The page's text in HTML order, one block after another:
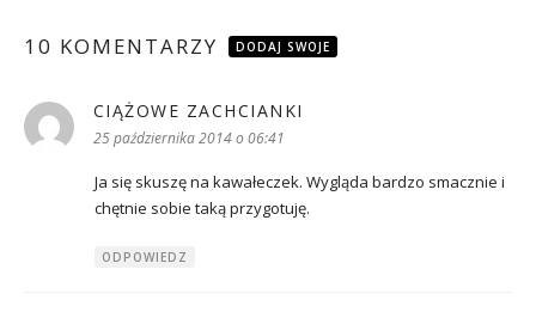
10 KOMENTARZY DODAJ SWOJE
CIĄŻOWE ZACHCIANKI
25 października 2014 o 06:41
Ja się skuszę na kawałeczek. Wygląda bardzo smacznie i
chętnie sobie taką przygotuję.
ODPOWIEDZ